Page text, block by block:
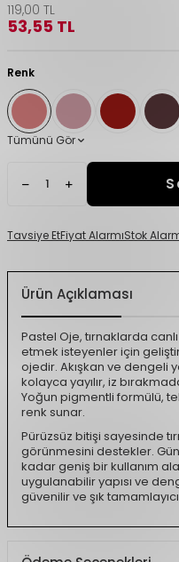
119,00 TL
53,55 TL
Renk
Tümünü Gör
Tavsiye EtFiyat AlarmıStok
Ürün Açıklaması
Pastel Oje, tırnaklarda
etmek isteyenler için
ojedir. Akışkan ve dengeli
kolayca yayılır, iz
Yoğun pigmentli formülü,
renk sunar.
Pürüzsüz bitişi sayesinde
görünmesini destekler.
kadar geniş bir kullanım
uygulanabilir yapısı ve
güvenilir ve şık